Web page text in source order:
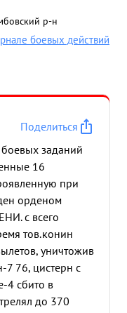
р-н
боевых действий
Поделиться
заданий
16
при
орденом
с всего
тов.конин
уничтожив
7 76, цистерн с
4 сбито в
до 370